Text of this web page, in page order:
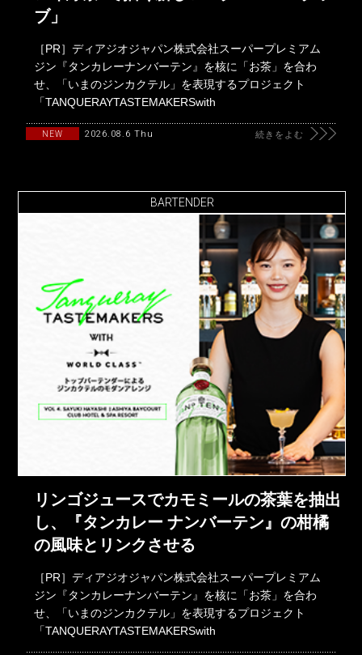
ブ」
［PR］ディアジオジャパン株式会社スーパープレミアム
ジン『タンカレーナンバーテン』を核に「お茶」を合わ
せ、「いまのジンカクテル」を表現するプロジェクト
「TANQUERAYTASTEMAKERSwith
NEW 2026.08.6 Thu 続きをよむ
BARTENDER
リンゴジュースでカモミールの茶葉を抽出
し、『タンカレー ナンバーテン』の柑橘
の風味とリンクさせる
［PR］ディアジオジャパン株式会社スーパープレミアム
ジン『タンカレーナンバーテン』を核に「お茶」を合わ
せ、「いまのジンカクテル」を表現するプロジェクト
「TANQUERAYTASTEMAKERSwith